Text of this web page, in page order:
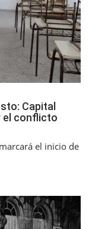
Capital
el conflicto
el inicio de